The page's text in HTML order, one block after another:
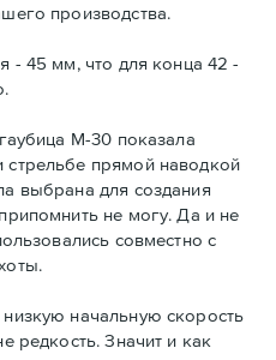
производства.
- 45 мм, что для конца 42 -
М-30 показала
стрельбе прямой наводкой
выбрана для создания
не могу. Да и не
совместно с
начальную скорость
редкость. Значит и как